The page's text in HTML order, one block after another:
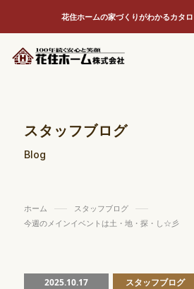
花住ホームの家づくりがわかるカタ
スタッフブログ
Blog
ホーム
スタッフブログ
今週のメインイベントは土・地・探・し☆彡
2025.10.17 スタッフブログ